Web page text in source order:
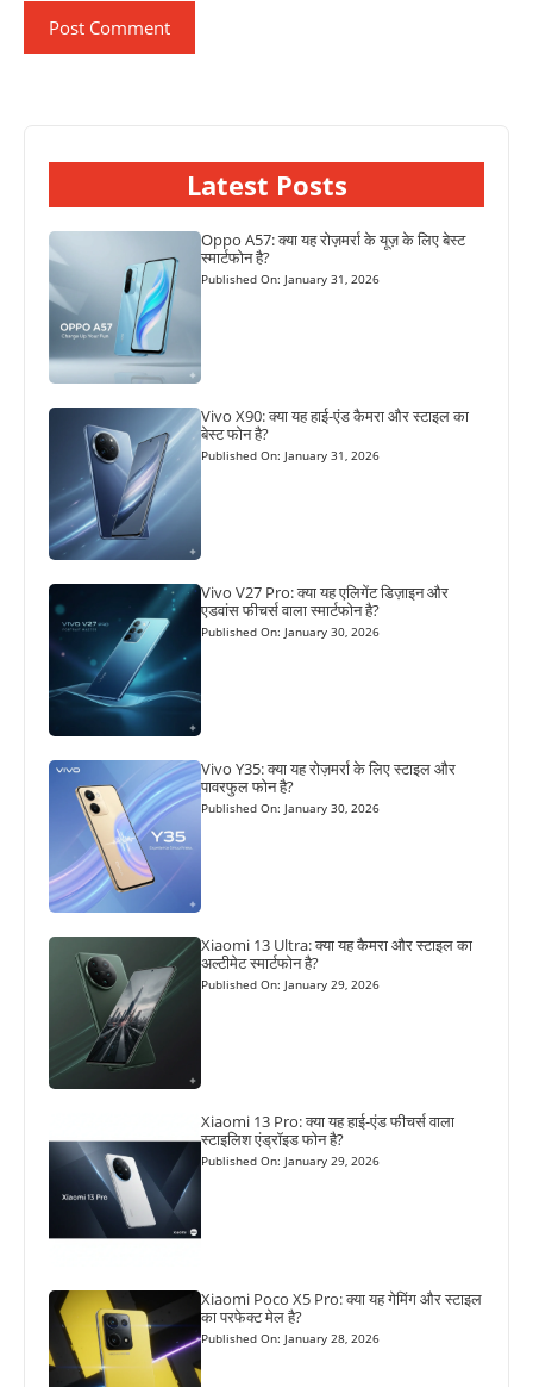
Latest Posts
Oppo A57: क्या यह रोज़मर्रा के यूज़ के लिए बेस्ट
स्मार्टफोन है?
Published On: January 31, 2026
Vivo X90: क्या यह हाई-एंड कैमरा और स्टाइल का
बेस्ट फोन है?
Published On: January 31, 2026
Vivo V27 Pro: क्या यह एलिगेंट डिज़ाइन और
एडवांस फीचर्स वाला स्मार्टफोन है?
Published On: January 30, 2026
Vivo Y35: क्या यह रोज़मर्रा के लिए स्टाइल और
पावरफुल फोन है?
Published On: January 30, 2026
Xiaomi 13 Ultra: क्या यह कैमरा और स्टाइल का
अल्टीमेट स्मार्टफोन है?
Published On: January 29, 2026
Xiaomi 13 Pro: क्या यह हाई-एंड फीचर्स वाला
स्टाइलिश एंड्रॉइड फोन है?
Published On: January 29, 2026
Xiaomi Poco X5 Pro: क्या यह गेमिंग और स्टाइल
का परफेक्ट मेल है?
Published On: January 28, 2026